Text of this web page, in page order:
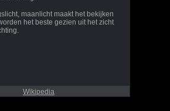
maanlicht maakt het bekijken
het beste gezien uit het zicht
Wikipedia